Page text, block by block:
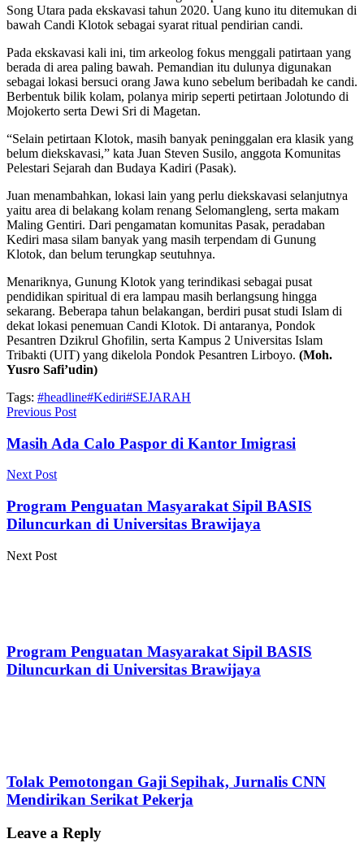
Song Utara pada ekskavasi tahun 2020. Uang kuno itu ditemukan di
bawah Candi Klotok sebagai syarat ritual pendirian candi.
Pada ekskavasi kali ini, tim arkeolog fokus menggali patirtaan yang
berada di area paling bawah. Pemandian itu dulunya digunakan
sebagai lokasi bersuci orang Jawa kuno sebelum beribadah ke candi.
Berbentuk bilik kolam, polanya mirip seperti petirtaan Jolotundo di
Mojokerto serta Dewi Sri di Magetan.
“Selain petirtaan Klotok, masih banyak peninggalan era klasik yang
belum diekskavasi,” kata Juan Steven Susilo, anggota Komunitas
Pelestari Sejarah dan Budaya Kadiri (Pasak).
Juan menambahkan, lokasi lain yang perlu diekskavasi selanjutnya
yaitu area di belakang kolam renang Selomangleng, serta makam
Maling Gentiri. Dari pengamatan komunitas Pasak, peradaban
Kediri masa silam banyak yang masih terpendam di Gunung
Klotok, dan belum terungkap seutuhnya.
Menariknya, Gunung Klotok yang terindikasi sebagai pusat
pendidikan spiritual di era lampau masih berlangsung hingga
sekarang. Beberapa tahun belakangan, berdiri pusat studi Islam di
dekat lokasi penemuan Candi Klotok. Di antaranya, Pondok
Pesantren Dzikrul Ghofilin, serta Kampus 2 Universitas Islam
Tribakti (UIT) yang dikelola Pondok Pesantren Lirboyo. (Moh.
Yusro Safi’udin)
Tags: #headline#Kediri#SEJARAH
Previous Post
Masih Ada Calo Paspor di Kantor Imigrasi
Next Post
Program Penguatan Masyarakat Sipil BASIS
Diluncurkan di Universitas Brawijaya
Next Post
Program Penguatan Masyarakat Sipil BASIS
Diluncurkan di Universitas Brawijaya
Tolak Pemotongan Gaji Sepihak, Jurnalis CNN
Mendirikan Serikat Pekerja
Leave a Reply